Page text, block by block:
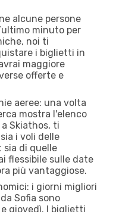
alcune persone
minuto per
noi ti
i biglietti in
maggiore
offerte e
aeree: una volta
mostra l'elenco
Skiathos, ti
i voli delle
sia di quelle
flessibile sulle date
più vantaggiose.
i giorni migliori
Sofia sono
giovedì. I biglietti